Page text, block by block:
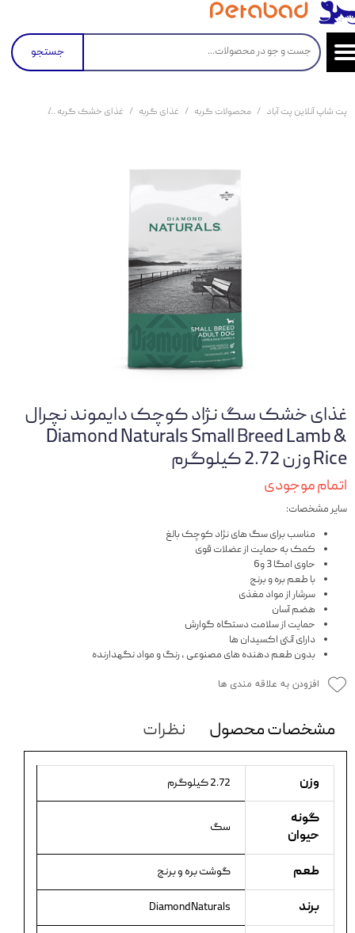
جستجو
پت شاپ آنلاین پت آباد محصولات گربه غذای گربه غذای خشک گربه
غذای خشک سگ نژاد کوچک دایموند نچرال
Diamond Naturals Small Breed Lamb &
Rice وزن 2.72 کیلوگرم
اتمام موجودی
سایر مشخصات:
مناسب برای سگ های نژاد کوچک بالغ
کمک به حمایت از عضلات قوی
حاوی امگا 3 و6
با طعم بره و برنج
سرشار از مواد مغذی
هضم آسان
حمایت از سلامت دستگاه گوارش
دارای آنتی اکسیدان ها
بدون طعم دهنده های مصنوعی ، رنگ و مواد نگهدارنده
افزودن به علاقه مندی ها
مشخصات محصول نظرات
وزن 2.72 کیلوگرم
گونه
حیوان
سگ
طعم گوشت بره و برنج
برند DiamondNaturals